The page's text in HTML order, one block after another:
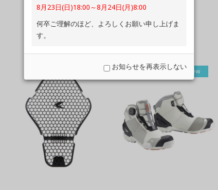
New Sale
New
8月23日(日)18:00～8月24日(月)8:00
何卒ご理解のほど、よろしくお願い申し上げま
す。
お知らせを再表示しない